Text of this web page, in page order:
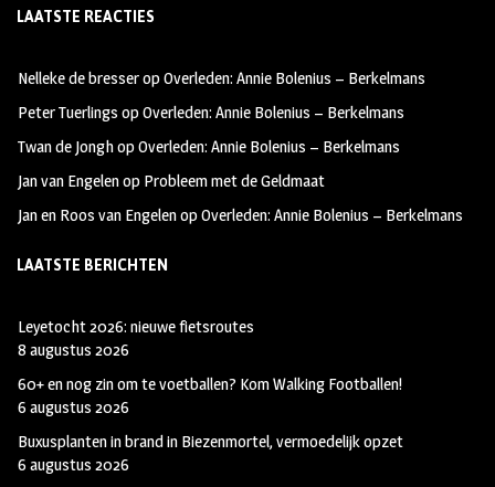
b
oo
k
ag
m
tt
LAATSTE REACTIES
Nelleke de bresseropOverleden: Annie Bolenius – Berkelmans
Peter Tuerlings opOverleden: Annie Bolenius – Berkelmans
Twan de JonghopOverleden: Annie Bolenius – Berkelmans
Jan van Engelenop Probleem met de Geldmaat
Jan en Roos van EngelenopOverleden: Annie Bolenius – Berkelmans
LAATSTE BERICHTEN
Leyetocht 2026: nieuwe fietsroutes
8 augustus 2026
60+ en nog zin om te voetballen? Kom Walking Footballen!
6 augustus 2026
Buxusplanten in brand in Biezenmortel, vermoedelijk opzet
6 augustus 2026